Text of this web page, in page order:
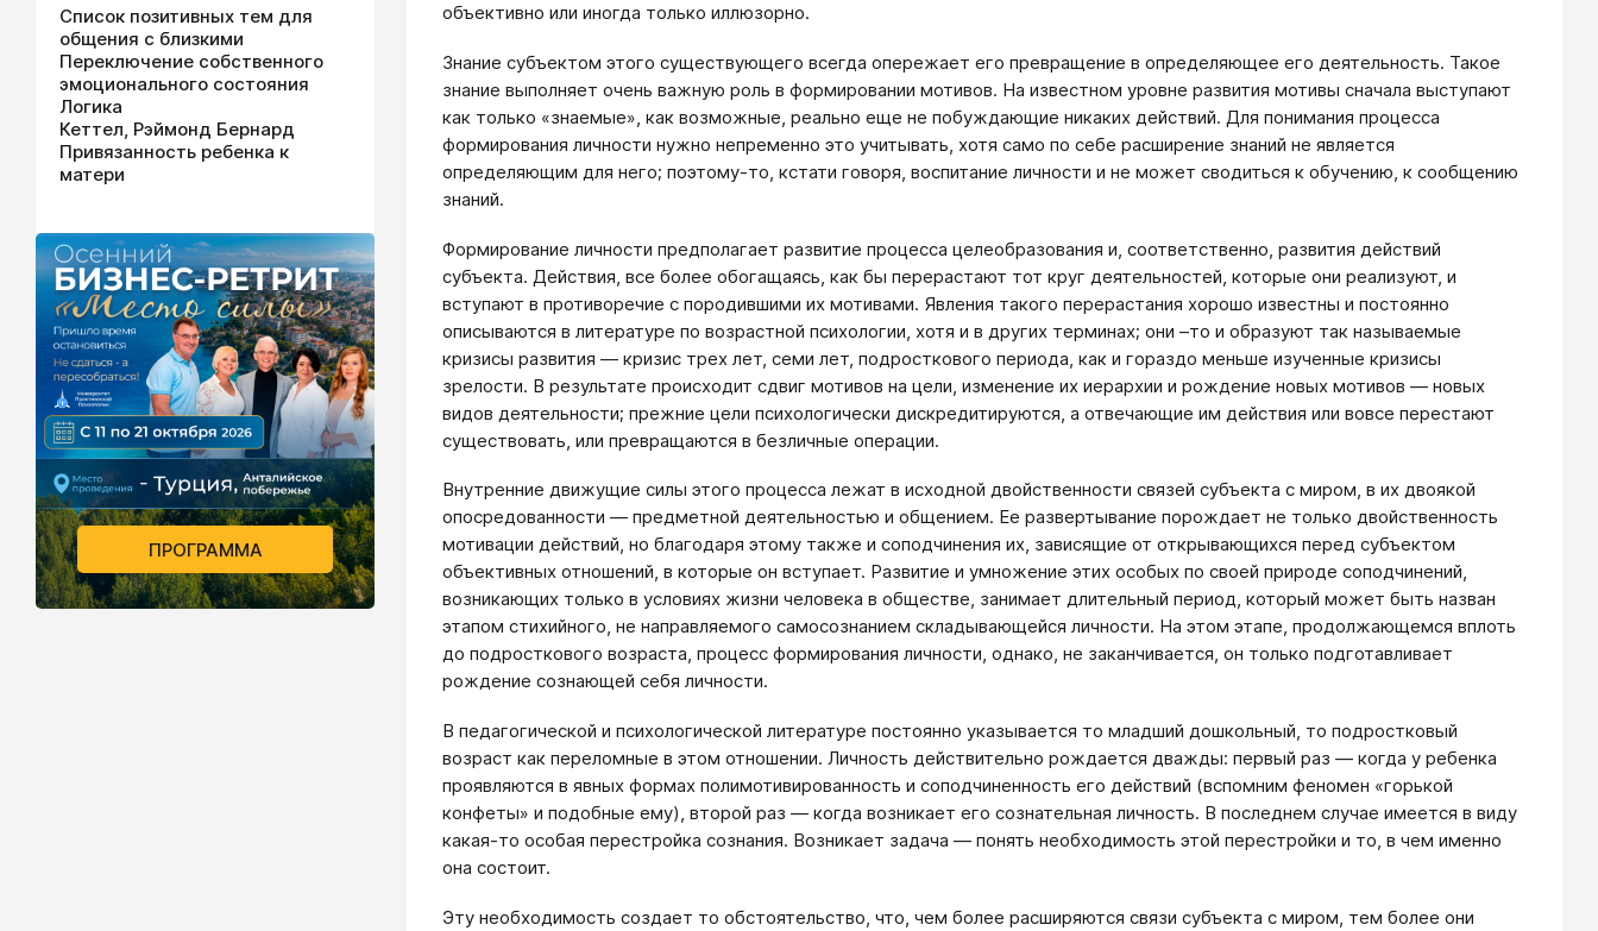
объективно или иногда только иллюзорно.
Знание субъектом этого существующего всегда опережает его превращение в определяющее его деятельность. Такое
знание выполняет очень важную роль в формировании мотивов. На известном уровне развития мотивы сначала выступают
как только «знаемые», как возможные, реально еще не побуждающие никаких действий. Для понимания процесса
формирования личности нужно непременно это учитывать, хотя само по себе расширение знаний не является
определяющим для него; поэтому-то, кстати говоря, воспитание личности и не может сводиться к обучению, к сообщению
знаний.
Формирование личности предполагает развитие процесса целеобразования и, соответственно, развития действий
субъекта. Действия, все более обогащаясь, как бы перерастают тот круг деятельностей, которые они реализуют, и
вступают в противоречие с породившими их мотивами. Явления такого перерастания хорошо известны и постоянно
описываются в литературе по возрастной психологии, хотя и в других терминах; они –то и образуют так называемые
кризисы развития ― кризис трех лет, семи лет, подросткового периода, как и гораздо меньше изученные кризисы
зрелости. В результате происходит сдвиг мотивов на цели, изменение их иерархии и рождение новых мотивов ― новых
видов деятельности; прежние цели психологически дискредитируются, а отвечающие им действия или вовсе перестают
существовать, или превращаются в безличные операции.
Внутренние движущие силы этого процесса лежат в исходной двойственности связей субъекта с миром, в их двоякой
опосредованности ― предметной деятельностью и общением. Ее развертывание порождает не только двойственность
мотивации действий, но благодаря этому также и соподчинения их, зависящие от открывающихся перед субъектом
объективных отношений, в которые он вступает. Развитие и умножение этих особых по своей природе соподчинений,
возникающих только в условиях жизни человека в обществе, занимает длительный период, который может быть назван
этапом стихийного, не направляемого самосознанием складывающейся личности. На этом этапе, продолжающемся вплоть
до подросткового возраста, процесс формирования личности, однако, не заканчивается, он только подготавливает
рождение сознающей себя личности.
В педагогической и психологической литературе постоянно указывается то младший дошкольный, то подростковый
возраст как переломные в этом отношении. Личность действительно рождается дважды: первый раз ― когда у ребенка
проявляются в явных формах полимотивированность и соподчиненность его действий (вспомним феномен «горькой
конфеты» и подобные ему), второй раз ― когда возникает его сознательная личность. В последнем случае имеется в виду
какая-то особая перестройка сознания. Возникает задача ― понять необходимость этой перестройки и то, в чем именно
она состоит.
Эту необходимость создает то обстоятельство, что, чем более расширяются связи субъекта с миром, тем более они
Список позитивных тем для
общения с близкими
Переключение собственного
эмоционального состояния
Логика
Кеттел, Рэймонд Бернард
Привязанность ребенка к
матери
ПРОГРАММА